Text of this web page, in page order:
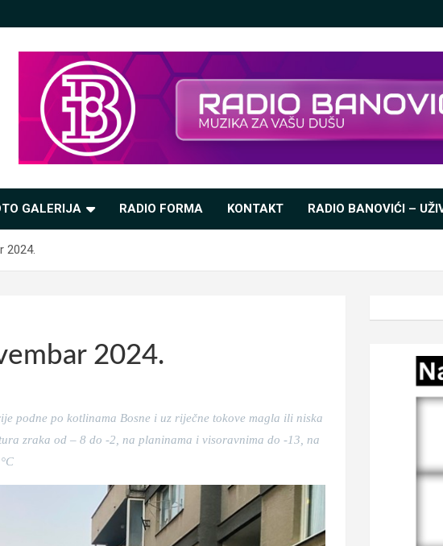
GALERIJA RADIO FORMA KONTAKT RADIO BANOVIĆI –
2024.
2024.
podne po kotlinama Bosne i uz riječne tokove magla ili niska
zraka od – 8 do -2, na planinama i visoravnima do -13, na